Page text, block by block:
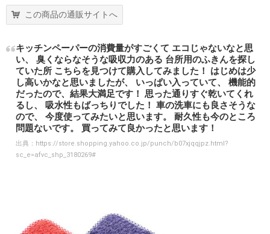
この商品の通販サイトへ
キッチンペーパーの消費量がすごくて エコじゃないなと思
い、 臭くならなそうな吸収力のある 台所用のふきんを探し
ていた所 こちらを見つけて購入してみました！ はじめは少
し高いかなと思いましたが、 いっぱい入っていて、 機能的
だったので、結果大満足です！ 思った通りすぐ乾いてくれ
るし、 吸水性もばっちりでした！ 車の洗車にも良さそうな
ので、 今度使ってみたいと思います。 耐久性も今のところ
問題ないです。 買ってみて良かったと思います！
出典： https://store.shopping.yahoo.co.jp/punch/b07xjqqjpz.html?
sc_e=afvc_shp_3180269#